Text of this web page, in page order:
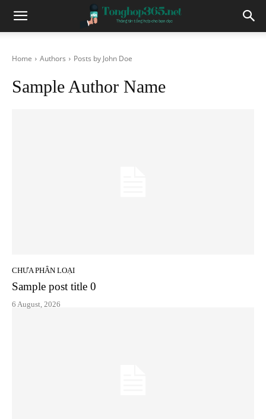
Home Authors Posts by John Doe
Sample Author Name
CHƯA PHÂN LOẠI
Sample post title 0
6 August, 2026